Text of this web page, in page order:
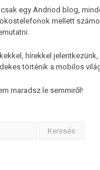
egy Andriod blog,
mellett
hírekkel jelentkezünk,
történik a mobilos
maradsz le semmiről!